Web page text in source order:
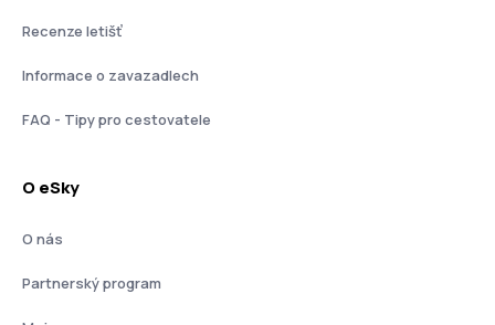
Recenze letišť
Informace o zavazadlech
FAQ - Tipy pro cestovatele
O eSky
O nás
Partnerský program